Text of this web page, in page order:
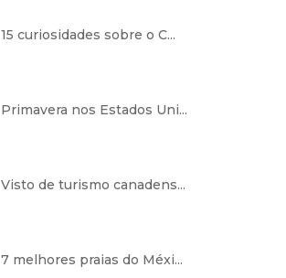
15 curiosidades sobre o C...
Primavera nos Estados Uni...
Visto de turismo canadens...
7 melhores praias do Méxi...